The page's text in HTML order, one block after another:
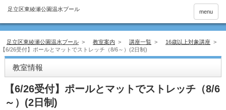
menu
足立区東綾瀬公園温水プール > 教室案内 > 講座一覧 > 16歳以上対象講座 >
【6/26受付】ポールとマットでストレッチ（8/6～）(2日制)
教室情報
【6/26受付】ポールとマットでストレッチ（8/6
～）(2日制)